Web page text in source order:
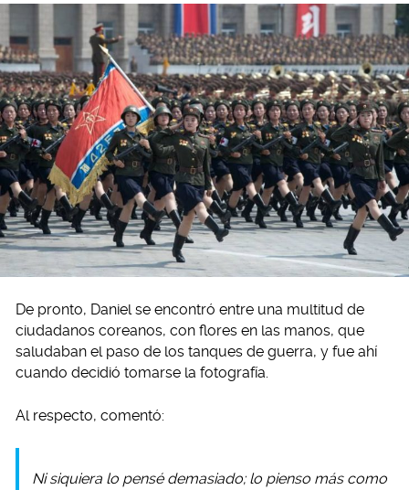
De pronto, Daniel se encontró entre una multitud de
ciudadanos coreanos, con flores en las manos, que
saludaban el paso de los tanques de guerra, y fue ahí
cuando decidió tomarse la fotografía.
Al respecto, comentó:
Ni siquiera lo pensé demasiado; lo pienso más como